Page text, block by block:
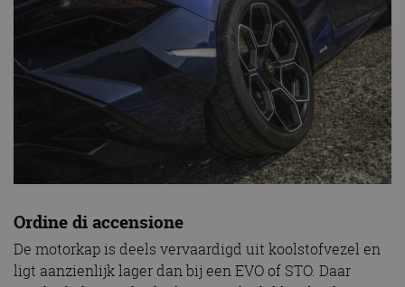
Ordine di accensione
De motorkap is deels vervaardigd uit koolstofvezel en
ligt aanzienlijk lager dan bij een EVO of STO. Daar